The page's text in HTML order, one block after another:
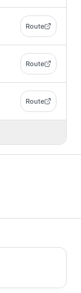
Route
Route
Route